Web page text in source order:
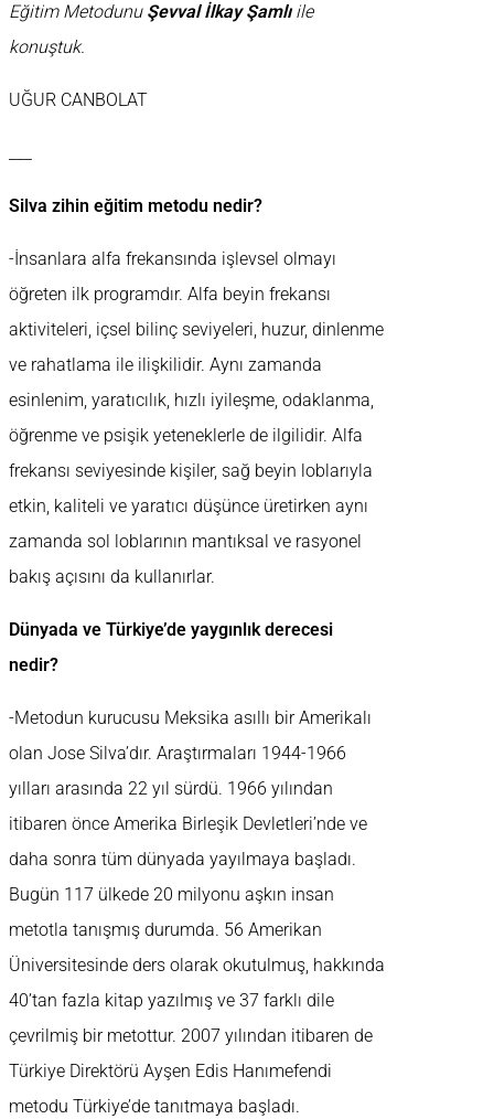
Eğitim Metodunu Şevval İlkay Şamlıile
konuştuk.
UĞUR CANBOLAT
Silva zihin eğitim metodu nedir?
-İnsanlara alfa frekansında işlevsel olmayı
öğreten ilk programdır. Alfa beyin frekansı
aktiviteleri, içsel bilinç seviyeleri, huzur, dinlenme
ve rahatlama ile ilişkilidir. Aynı zamanda
esinlenim, yaratıcılık, hızlı iyileşme, odaklanma,
öğrenme ve psişik yeteneklerle de ilgilidir. Alfa
frekansı seviyesinde kişiler, sağ beyin loblarıyla
etkin, kaliteli ve yaratıcı düşünce üretirken aynı
zamanda sol loblarının mantıksal ve rasyonel
bakış açısını da kullanırlar.
Dünyada ve Türkiye’de yaygınlık derecesi
nedir?
-Metodun kurucusu Meksika asıllı bir Amerikalı
olan Jose Silva’dır. Araştırmaları 1944-1966
yılları arasında 22 yıl sürdü. 1966 yılından
itibaren önce Amerika Birleşik Devletleri’nde ve
daha sonra tüm dünyada yayılmaya başladı.
Bugün 117 ülkede 20 milyonu aşkın insan
metotla tanışmış durumda. 56 Amerikan
Üniversitesinde ders olarak okutulmuş, hakkında
40’tan fazla kitap yazılmış ve 37 farklı dile
çevrilmiş bir metottur. 2007 yılından itibaren de
Türkiye Direktörü Ayşen Edis Hanımefendi
metodu Türkiye’de tanıtmaya başladı.